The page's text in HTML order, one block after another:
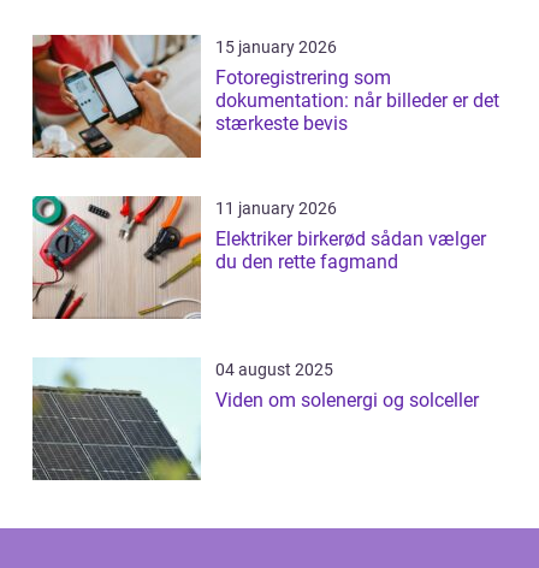
15 january 2026
Fotoregistrering som
dokumentation: når billeder er det
stærkeste bevis
11 january 2026
Elektriker birkerød sådan vælger
du den rette fagmand
04 august 2025
Viden om solenergi og solceller